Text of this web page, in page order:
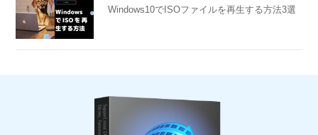
Windows10でISOファイルを再生する方法3選